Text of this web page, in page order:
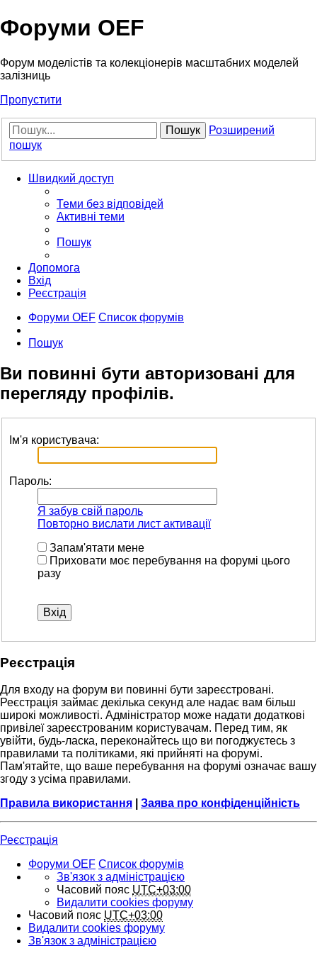
Форуми OEF
Форум моделістів та колекціонерів масштабних моделей
залізниць
Пропустити
Пошук
Розширений
пошук
Швидкий доступ
Теми без відповідей
Активні теми
Пошук
Допомога
Вхід
Реєстрація
Форуми OEF Список форумів
Пошук
Ви повинні бути авторизовані для
перегляду профілів.
Ім'я користувача:
Пароль:
Я забув свій пароль
Повторно вислати лист активації
Запам'ятати мене
Приховати моє перебування на форумі цього
разу
Реєстрація
Для входу на форум ви повинні бути зареєстровані.
Реєстрація займає декілька секунд але надає вам більш
широкі можливості. Адміністратор може надати додаткові
привілеї зареєстрованим користувачам. Перед тим, як
увійти, будь-ласка, переконайтесь що ви погоджуєтесь з
правилами та політиками, які прийняті на форумі.
Пам'ятайте, що ваше перебування на форумі означає вашу
згоду з усіма правилами.
Правила використання
Заява про конфіденційність
Реєстрація
Форуми OEF Список форумів
Зв'язок з адміністрацією
Часовий пояс UTC+03:00
Видалити cookies форуму
Часовий пояс UTC+03:00
Видалити cookies форуму
Зв'язок з адміністрацією